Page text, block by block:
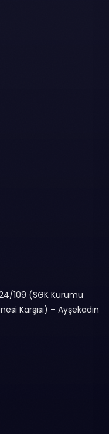
109 (SGK Kurumu
Karşısı) – Ayşekadın